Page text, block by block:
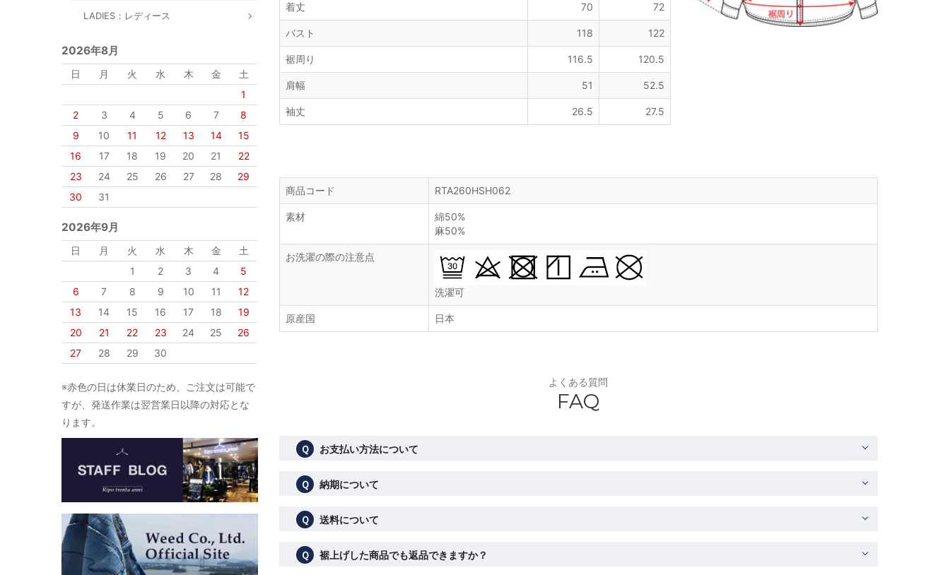
LADIES：レディース
2026年8月
日 月 火 水 木 金
土
1
2
3 4 5 6 7
8
9
10 11 12 13 14
15
16
17 18 19 20 21
22
23
24 25 26 27 28
29
30
31
2026年9月
日 月 火 水 木 金
土
1
2 3 4
5
6
7 8 9 10 11
12
13
14 15 16 17 18
19
20
21 22 23 24 25
26
27
28 29 30
※赤色の日は休業日のため、ご注文は可能で
すが、発送作業は翌営業日以降の対応とな
ります。
着丈 70 72
バスト 118 122
裾周り 116.5 120.5
肩幅 51 52.5
袖丈 26.5 27.5
商品コード RTA260HSH062
素材
綿50%
麻50%
お洗濯の際の注意点
洗濯可
原産国 日本
よくある質問
FAQ
Ｑ お支払い方法について
Ｑ 納期について
Ｑ 送料について
Ｑ 裾上げした商品でも返品できますか？